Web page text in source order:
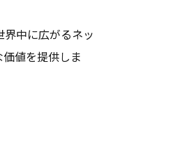
中に広がるネッ
値を提供しま